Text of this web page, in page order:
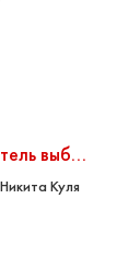
Какой огнетушитель выбрать для квартиры или загородного дома
Никита Куля